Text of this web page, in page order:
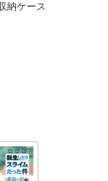
納ケース